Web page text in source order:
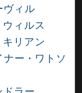
ヴィル
ウィルス
リアン
ナー・ワトソ